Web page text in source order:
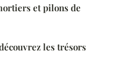
et pilons de
les trésors